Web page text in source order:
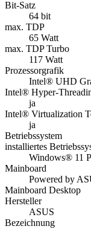
Bit-Satz
64 bit
max. TDP
65 Watt
max. TDP Turbo
117 Watt
Prozessorgrafik
Intel® UHD
Intel® Hyper-
ja
Intel® Virtualization
ja
Betriebssystem
installiertes
Windows® 11
Mainboard
Powered by
Mainboard Desktop
Hersteller
ASUS
Bezeichnung